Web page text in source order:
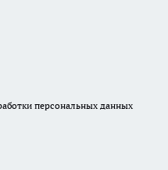
персональных данных